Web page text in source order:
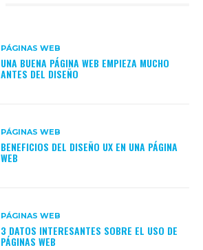
PÁGINAS WEB
UNA BUENA PÁGINA WEB EMPIEZA MUCHO
ANTES DEL DISEÑO
PÁGINAS WEB
BENEFICIOS DEL DISEÑO UX EN UNA PÁGINA
WEB
PÁGINAS WEB
3 DATOS INTERESANTES SOBRE EL USO DE
PÁGINAS WEB